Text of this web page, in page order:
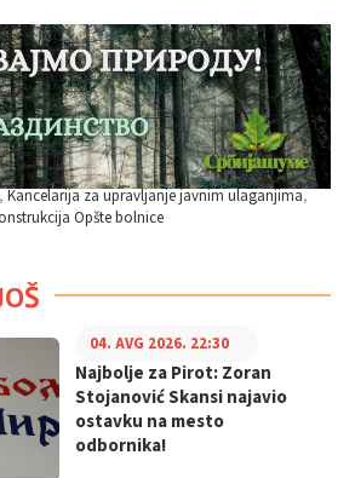
Kancelarija za upravljanje javnim ulaganjima
Opšte bolnice
Najbolje za Pirot: Zoran
Stojanović Skansi najavio
ostavku na mesto
odbornika!
04. AVG 2026. 22:30